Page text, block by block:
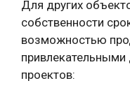
Для других
собственности
возможностью
проектов: